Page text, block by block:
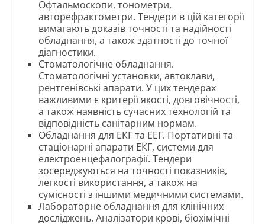
Офтальмоскопи, тонометри,
авторефрактометри. Тендери в цій категорії
вимагають доказів точності та надійності
обладнання, а також здатності до точної
діагностики.
Стоматологічне обладнання.
Стоматологічні установки, автоклави,
рентгенівські апарати. У цих тендерах
важливими є критерії якості, довговічності,
а також наявність сучасних технологій та
відповідність санітарним нормам.
Обладнання для ЕКГ та ЕЕГ. Портативні та
стаціонарні апарати ЕКГ, системи для
електроенцефалографії. Тендери
зосереджуються на точності показників,
легкості використання, а також на
сумісності з іншими медичними системами.
Лабораторне обладнання для клінічних
досліджень. Аналізатори крові, біохімічні